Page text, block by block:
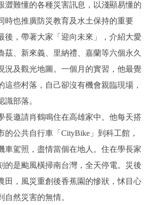
澀難懂的各種災害訊息，以淺顯易懂的
時也推廣防災教育及水土保持的重要
後，帶著大家「迎向未來」，介紹大愛
茲、新來義、里納禮、嘉蘭等六個永久
況及觀光地圖。一個月的實習，他最覺
這些村落，自己卻沒有機會親臨現場，
識部落。
長邀請肖鶴鳴住在高雄家中。他每天搭
的公共自行車「CityBike」到科工館，
車駕照，盡情當個在地人。住在學長家
的是颱風橫掃南台灣，全天停電。災後
田，風災重創後香蕉園的慘狀，怵目心
自然災害的無情。